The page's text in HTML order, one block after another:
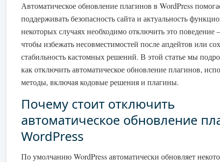
Автоматическое обновление плагинов в WordPress
поддерживать безопасность сайта и актуальность
некоторых случаях необходимо отключить это
чтобы избежать несовместимостей после апдейтов или
стабильность кастомных решений. В этой статье мы
как отключить автоматическое обновление плагинов,
методы, включая кодовые решения и плагины.
Почему стоит отключить
автоматическое обновление
WordPress
По умолчанию WordPress автоматически обновляет